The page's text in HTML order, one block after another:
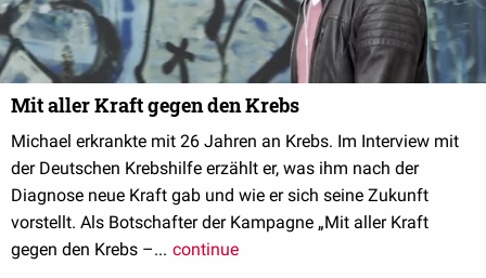
Mit aller Kraft gegen den Krebs
Michael erkrankte mit 26 Jahren an Krebs. Im Interview mit
der Deutschen Krebshilfe erzählt er, was ihm nach der
Diagnose neue Kraft gab und wie er sich seine Zukunft
vorstellt. Als Botschafter der Kampagne „Mit aller Kraft
gegen den Krebs –... continue